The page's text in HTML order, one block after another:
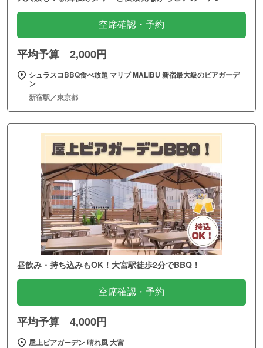
空席確認・予約
平均予算 2,000円
シュラスコBBQ食べ放題 マリブ MALIBU 新宿最大級のビアガーデ
ン
新宿駅／東京都
昼飲み・持ち込みもOK！大宮駅徒歩2分でBBQ！
空席確認・予約
平均予算 4,000円
屋上ビアガーデン 晴れ風 大宮